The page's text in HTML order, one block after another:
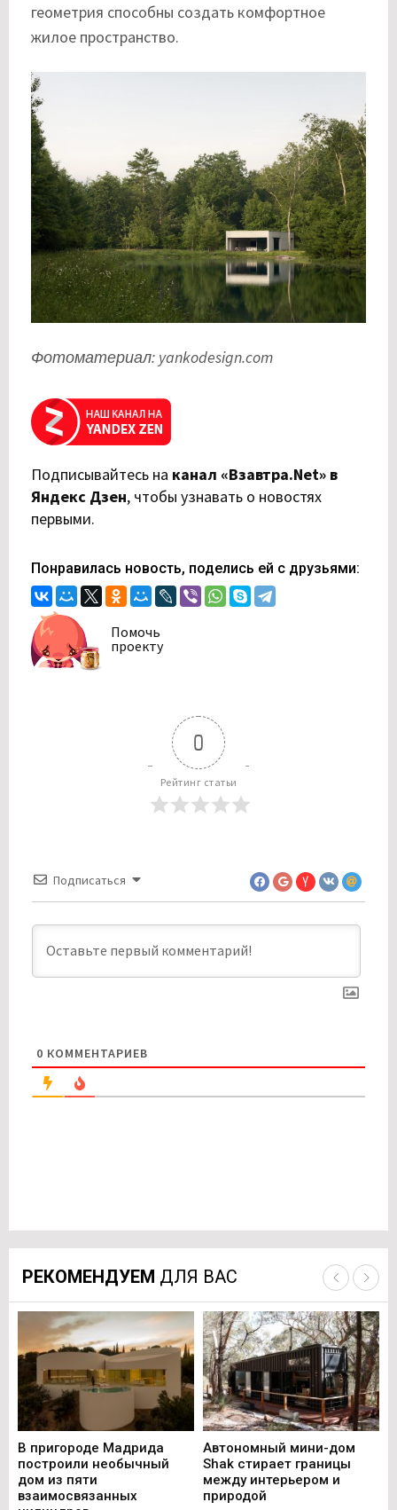
геометрия способны создать комфортное
жилое пространство.
Фотоматериал: yankodesign.com
Подписывайтесь на канал «Взавтра.Net» в
Яндекс Дзен, чтобы узнавать о новостях
первыми.
Понравилась новость, поделись ей с друзьями:
Помочь
проекту
0
Рейтинг статьи
Подписаться
0 КОММЕНТАРИЕВ
РЕКОМЕНДУЕМ ДЛЯ ВАС
В пригороде Мадрида
построили необычный
дом из пяти
взаимосвязанных
Автономный мини-дом
Shak стирает границы
между интерьером и
природой